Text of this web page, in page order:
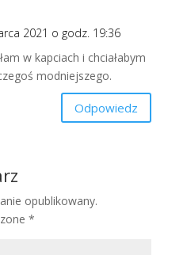
2021 o godz. 19:36
w kapciach i chciałabym
modniejszego.
Odpowiedz
opublikowany.
*